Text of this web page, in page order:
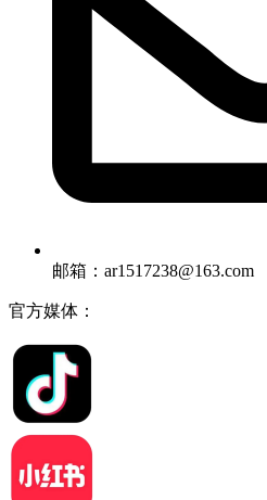
邮箱：ar1517238@163.com
官方媒体：